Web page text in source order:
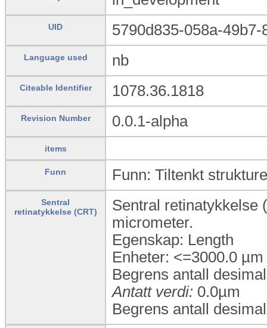
UID 5790d835-058a-
Language used nb
Citeable Identifier 1078.36.1818
Revision Number 0.0.1-alpha
items
Funn Funn: Tiltenkt
Sentral
retinatykkelse (CRT)
Sentral retinatykkelse
micrometer.
Egenskap: Length
Enheter: <=3000.0 µm
Begrens antall
Antatt verdi: 0.0µm
Begrens antall